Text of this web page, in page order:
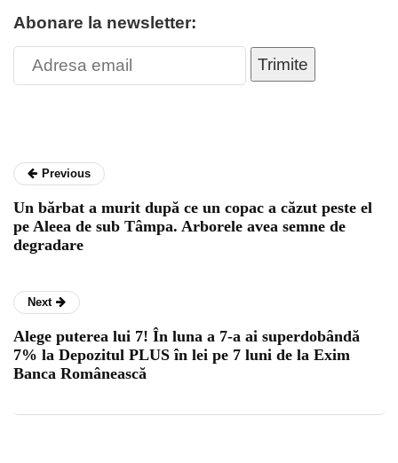
Abonare la newsletter:
Trimite
Previous
Un bărbat a murit după ce un copac a căzut peste el
pe Aleea de sub Tâmpa. Arborele avea semne de
degradare
Next
Alege puterea lui 7! În luna a 7-a ai superdobândă
7% la Depozitul PLUS în lei pe 7 luni de la Exim
Banca Românească